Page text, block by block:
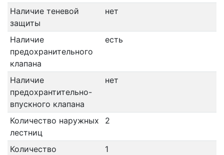
Наличие теневой
защиты
нет
Наличие
предохранительного
клапана
есть
Наличие
предохрантительно-
впускного клапана
нет
Количество наружных
лестниц
2
Количество
1